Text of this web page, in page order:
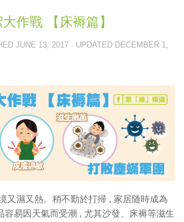
作戰 【床褥篇】
JUNE 13, 2017 · UPDATED DECEMBER 1,
又濕又熱。稍不勤於打掃 , 家居随時成為
容易因天氣而受潮 , 尤其沙發、床褥等滋生